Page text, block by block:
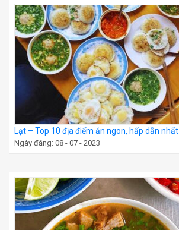
Lạt – Top 10 địa điểm ăn ngon, hấp dẫn nhất
Ngày đăng: 08 - 07 - 2023